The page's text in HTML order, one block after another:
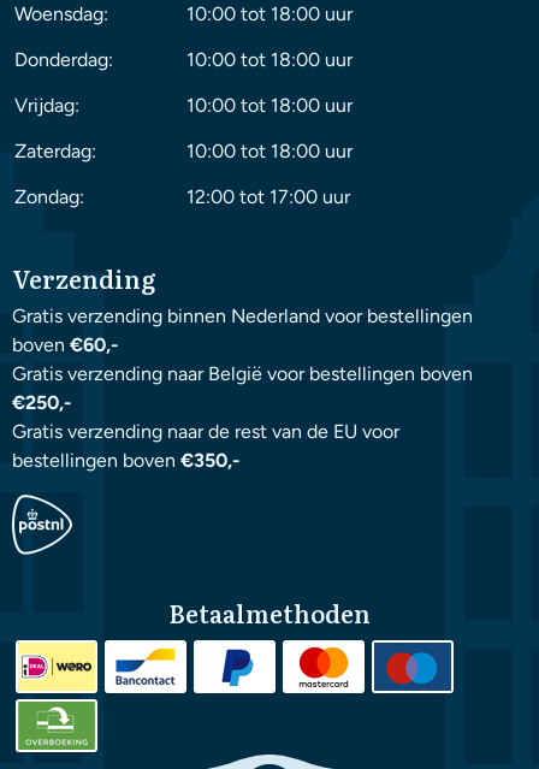
Woensdag:
10:00 tot 18:00 uur
Donderdag:
10:00 tot 18:00 uur
Vrijdag:
10:00 tot 18:00 uur
Zaterdag:
10:00 tot 18:00 uur
Zondag:
12:00 tot 17:00 uur
Verzending
Gratis verzending binnen Nederland voor bestellingen
boven €60,-
Gratis verzending naar België voor bestellingen boven
€250,-
Gratis verzending naar de rest van de EU voor
bestellingen boven €350,-
Betaalmethoden